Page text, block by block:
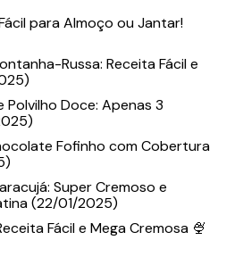
para Almoço ou Jantar!
Russa: Receita Fácil e
Doce: Apenas 3
Fofinho com Cobertura
Super Cremoso e
(22/01/2025)
Fácil e Mega Cremosa 🍨